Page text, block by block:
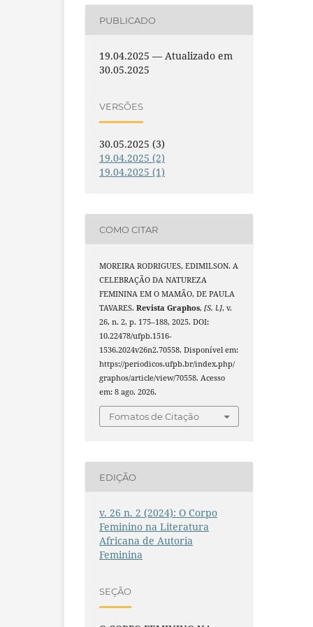
PUBLICADO
19.04.2025 — Atualizado em
30.05.2025
VERSÕES
30.05.2025 (3)
19.04.2025 (2)
19.04.2025 (1)
COMO CITAR
MOREIRA RODRIGUES, EDIMILSON. A
CELEBRAÇÃO DA NATUREZA
FEMININA EM O MAMÃO, DE PAULA
TAVARES.Revista Graphos,[S. l.], v.
26, n. 2, p. 175–188, 2025. DOI:
10.22478/ufpb.1516-
1536.2024v26n2.70558. Disponível em:
https://periodicos.ufpb.br/index.php/
graphos/article/view/70558. Acesso
em: 8 ago. 2026.
Fomatos de Citação
EDIÇÃO
v. 26 n. 2 (2024): O Corpo
Feminino na Literatura
Africana de Autoria
Feminina
SEÇÃO